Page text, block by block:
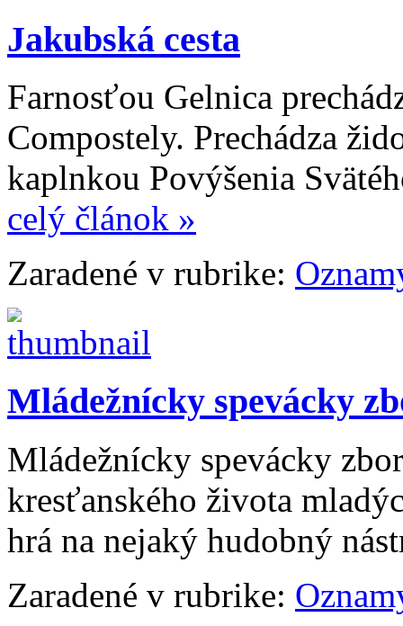
Jakubská cesta
Farnosťou Gelnica
Compostely. Prechádza
kaplnkou Povýšenia
celý článok »
Zaradené v rubrike:
Mládežnícky spevácky
Mládežnícky spevácky
kresťanského života
hrá na nejaký hudobný
Zaradené v rubrike: